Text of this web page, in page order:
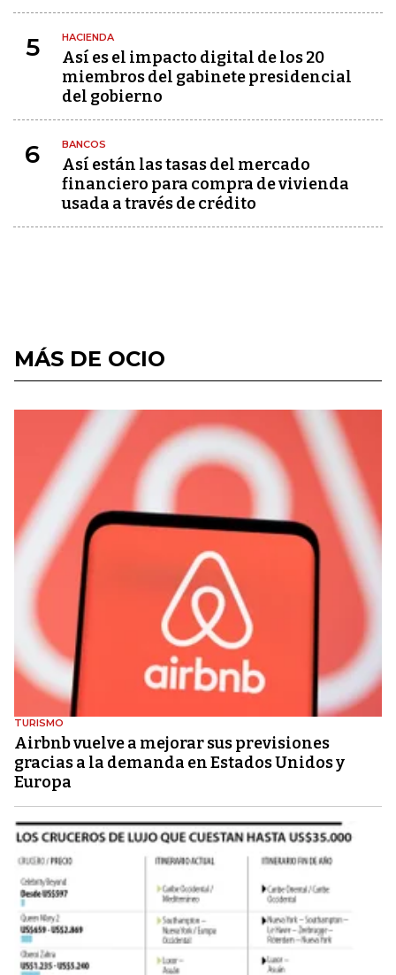
5 HACIENDA
Así es el impacto digital de los 20
miembros del gabinete presidencial
del gobierno
6 BANCOS
Así están las tasas del mercado
financiero para compra de vivienda
usada a través de crédito
MÁS DE OCIO
TURISMO
Airbnb vuelve a mejorar sus previsiones
gracias a la demanda en Estados Unidos y
Europa